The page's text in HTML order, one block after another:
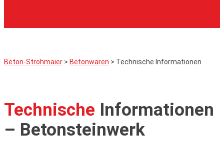
Beton-Strohmaier > Betonwaren > Technische Informationen
Technische Informationen
– Betonsteinwerk